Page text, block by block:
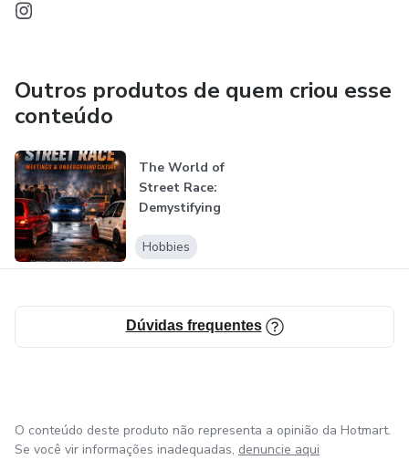
✔ Promove respeito e maturidade no mundo automóvel
Outros produtos de quem criou esse
conteúdo
The World of
Street Race:
Demystifying
Culture
Hobbies
Dúvidas frequentes
O conteúdo deste produto não representa a opinião da Hotmart.
Se você vir informações inadequadas, denuncie aqui